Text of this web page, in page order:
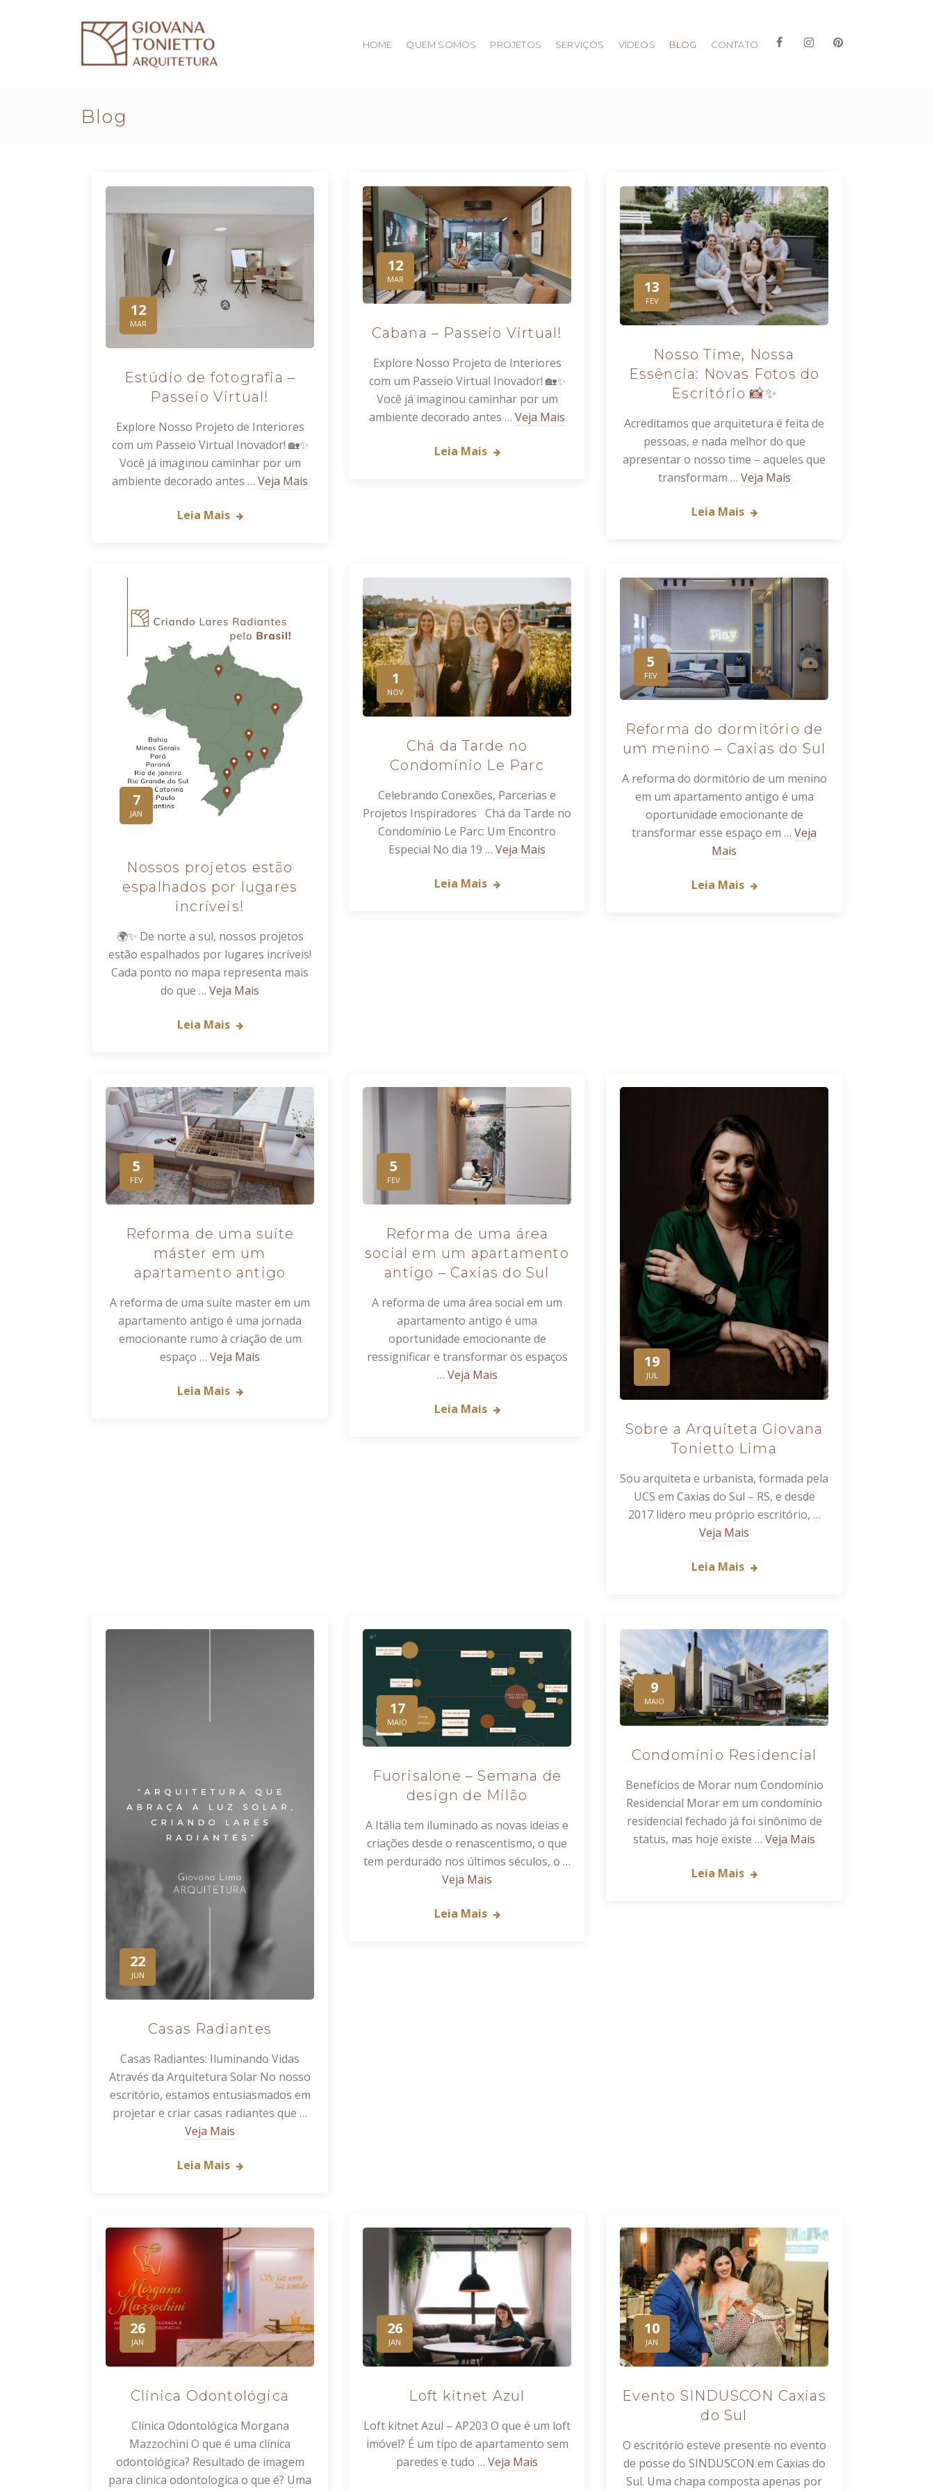
HOME QUEM SOMOS PROJETOS SERVIÇOS VÍDEOS BLOG CONTATO
Blog
12
MAR
Estúdio de fotografia –
Passeio Virtual!
Explore Nosso Projeto de Interiores
com um Passeio Virtual Inovador! 🏡✨
Você já imaginou caminhar por um
ambiente decorado antes … Veja Mais
Leia Mais
12
MAR
Cabana – Passeio Virtual!
Explore Nosso Projeto de Interiores
com um Passeio Virtual Inovador! 🏡✨
Você já imaginou caminhar por um
ambiente decorado antes … Veja Mais
Leia Mais
13
FEV
Nosso Time, Nossa
Essência: Novas Fotos do
Escritório 📸✨
Acreditamos que arquitetura é feita de
pessoas, e nada melhor do que
apresentar o nosso time – aqueles que
transformam … Veja Mais
Leia Mais
7
JAN
Nossos projetos estão
espalhados por lugares
incríveis!
🌍✨ De norte a sul, nossos projetos
estão espalhados por lugares incríveis!
Cada ponto no mapa representa mais
do que … Veja Mais
Leia Mais
1
NOV
Chá da Tarde no
Condomínio Le Parc
Celebrando Conexões, Parcerias e
Projetos Inspiradores Chá da Tarde no
Condomínio Le Parc: Um Encontro
Especial No dia 19 … Veja Mais
Leia Mais
5
FEV
Reforma do dormitório de
um menino – Caxias do Sul
A reforma do dormitório de um menino
em um apartamento antigo é uma
oportunidade emocionante de
transformar esse espaço em … Veja
Mais
Leia Mais
5
FEV
Reforma de uma suíte
máster em um
apartamento antigo
A reforma de uma suíte master em um
apartamento antigo é uma jornada
emocionante rumo à criação de um
espaço … Veja Mais
Leia Mais
5
FEV
Reforma de uma área
social em um apartamento
antigo – Caxias do Sul
A reforma de uma área social em um
apartamento antigo é uma
oportunidade emocionante de
ressignificar e transformar os espaços
… Veja Mais
Leia Mais
19
JUL
Sobre a Arquiteta Giovana
Tonietto Lima
Sou arquiteta e urbanista, formada pela
UCS em Caxias do Sul – RS, e desde
2017 lidero meu próprio escritório, …
Veja Mais
Leia Mais
22
JUN
Casas Radiantes
Casas Radiantes: Iluminando Vidas
Através da Arquitetura Solar No nosso
escritório, estamos entusiasmados em
projetar e criar casas radiantes que …
Veja Mais
Leia Mais
17
MAIO
Fuorisalone – Semana de
design de Milão
A Itália tem iluminado as novas ideias e
criações desde o renascentismo, o que
tem perdurado nos últimos séculos, o …
Veja Mais
Leia Mais
9
MAIO
Condomínio Residencial
Benefícios de Morar num Condomínio
Residencial Morar em um condomínio
residencial fechado já foi sinônimo de
status, mas hoje existe … Veja Mais
Leia Mais
26
JAN
Clínica Odontológica
Clínica Odontológica Morgana
Mazzochini O que é uma clínica
odontológica? Resultado de imagem
para clinica odontologica o que é? Uma
26
JAN
Loft kitnet Azul
Loft kitnet Azul – AP203 O que é um loft
imóvel? É um tipo de apartamento sem
paredes e tudo … Veja Mais
10
JAN
Evento SINDUSCON Caxias
do Sul
O escritório esteve presente no evento
de posse do SINDUSCON em Caxias do
Sul. Uma chapa composta apenas por